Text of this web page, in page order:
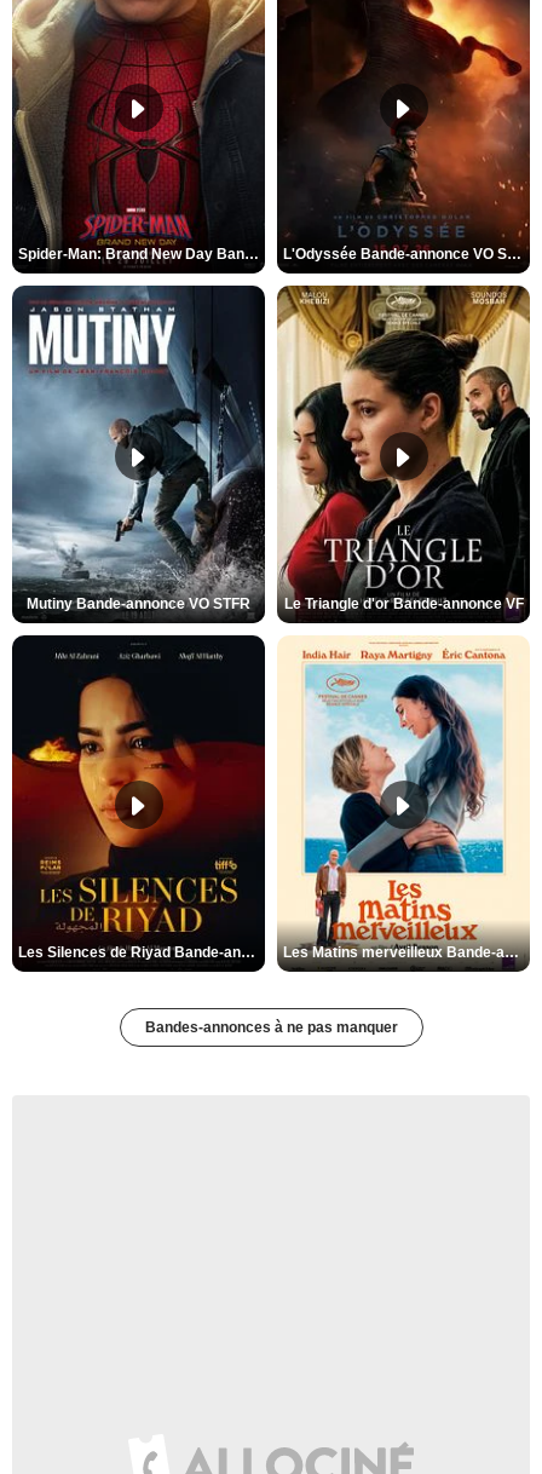
Spider-Man: Brand New Day Bande-annonce VO STFR L'Odyssée Bande-annonce VO STFR
Mutiny Bande-annonce VO STFR Le Triangle d'or Bande-annonce VF
Les Silences de Riyad Bande-annonce VO STFR Les Matins merveilleux Bande-annonce VF
Bandes-annonces à ne pas manquer